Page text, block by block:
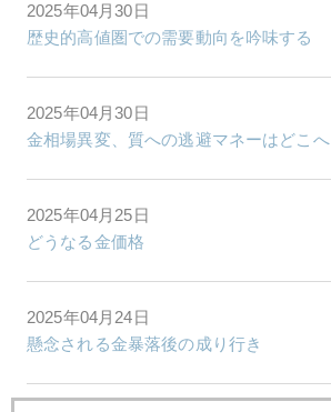
2025年04月30日
歴史的高値圏での需要動向を吟味する
2025年04月30日
金相場異変、質への逃避マネーはどこへ
2025年04月25日
どうなる金価格
2025年04月24日
懸念される金暴落後の成り行き